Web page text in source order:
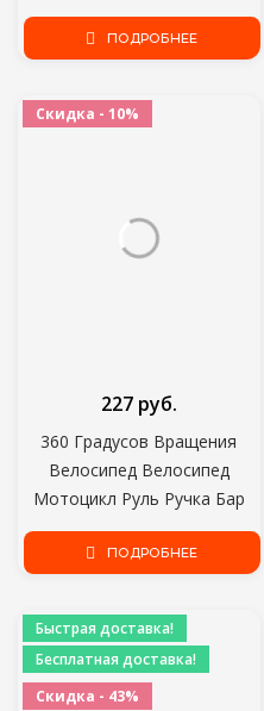
Контроллер Автоспуск
Камеры Stick Спуск Затвора
ПОДРОБНЕЕ
Скидка - 10%
360 Градусов Вращения
Велосипед Велосипед
Мотоцикл Руль Ручка Бар
Держатель Для Gopro Hero 8
7 6 5 4 SJCAM Аксессуары Для
227 руб.
ПОДРОБНЕЕ
Быстрая доставка!
Бесплатная доставка!
Скидка - 43%